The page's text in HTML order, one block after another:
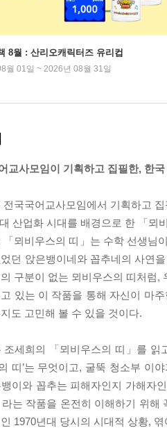
8월 : 산리오캐릭터즈 유리컵
월 01일 ~ 2026년 08월 31일
교사모임이 기획하고 집필한, 한
전국국어교사모임에서 기획하고
산업화 시대를 배경으로 한 「뫼
「뫼비우스의 띠」는 수학 선생님
던 앉은뱅이네와 꼽추네의 사연
구분이 없는 뫼비우스의 띠처럼,
있는 이 작품을 통해 자신이 마
도 고민해 볼 수 있을 것이다.
조세희의 「뫼비우스의 띠」를 읽
띠’는 무엇이고, 굴뚝 청소부 이
이와 꼽추는 피해자인지 가해자
는 작품을 온전히 이해하기 위해
1970년대 당시의 시대적 상황,